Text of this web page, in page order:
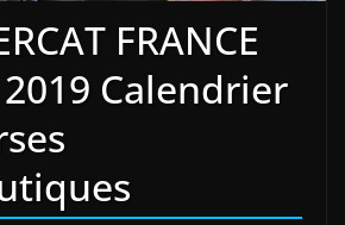
FRANCE
2019 Calendrier